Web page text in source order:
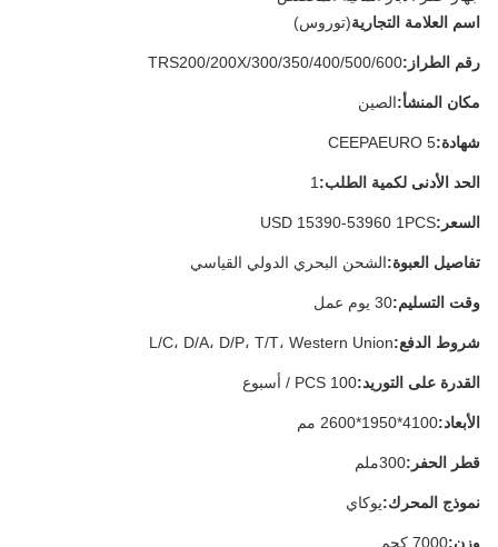
اسم العلامة التجارية(توروس)
رقم الطراز: TRS200/200X/300/350/400/500/600
مكان المنشأ:الصين
شهادة:CEEPAEURO 5
الحد الأدنى لكمية الطلب:1
السعر: USD 15390-53960 1PCS
تفاصيل العبوة:الشحن البحري الدولي القياسي
وقت التسليم:30 يوم عمل
شروط الدفع:L/C، D/A، D/P، T/T، Western Union
القدرة على التوريد:100 PCS / أسبوع
الأبعاد:4100*1950*2600 مم
قطر الحفر: 300ملم
نموذج المحرك:يوكاي
وزن:7000 كجم